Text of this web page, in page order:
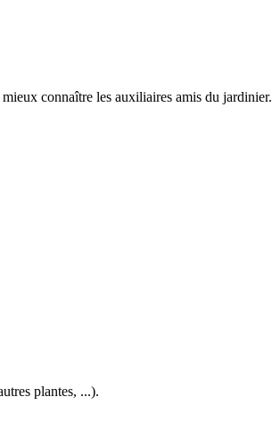
connaître les auxiliaires amis du jardinier.
plantes, ...).